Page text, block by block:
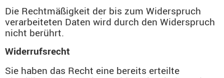
Die Rechtmäßigkeit der bis zum Widerspruch
verarbeiteten Daten wird durch den Widerspruch
nicht berührt.
Widerrufsrecht
Sie haben das Recht eine bereits erteilte